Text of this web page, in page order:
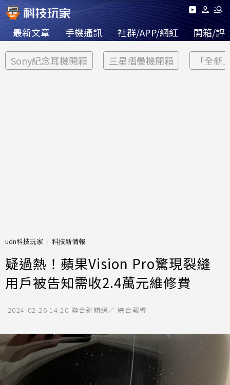
最新文章 手機通訊 社群/APP/網紅 開箱/評
Sony紀念耳機開箱 三星摺疊機開箱 「全新
udn科技玩家 科技新情報
疑過熱！蘋果Vision Pro驚現裂縫
用戶被告知需收2.4萬元維修費
2024-02-26 14:20 聯合新聞網／ 綜合報導